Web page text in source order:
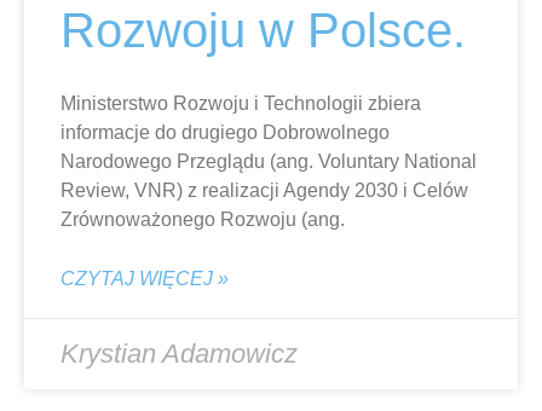
Rozwoju w Polsce.
Ministerstwo Rozwoju i Technologii zbiera
informacje do drugiego Dobrowolnego
Narodowego Przeglądu (ang. Voluntary National
Review, VNR) z realizacji Agendy 2030 i Celów
Zrównoważonego Rozwoju (ang.
CZYTAJ WIĘCEJ »
Krystian Adamowicz